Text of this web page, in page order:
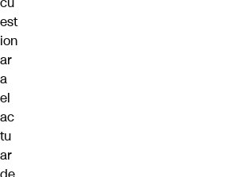
est
ion
ar
a
el
ac
tu
ar